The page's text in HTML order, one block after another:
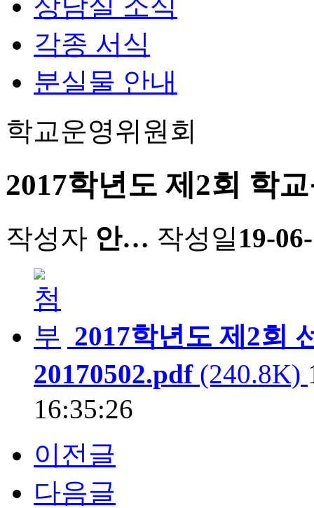
각종 서식
분실물 안내
학교운영위원회
2017학년도 제2회 학
작성자 안… 작성일 19-
2017학년도 제2회
20170502.pdf(240.8K)
16:35:26
이전글
다음글